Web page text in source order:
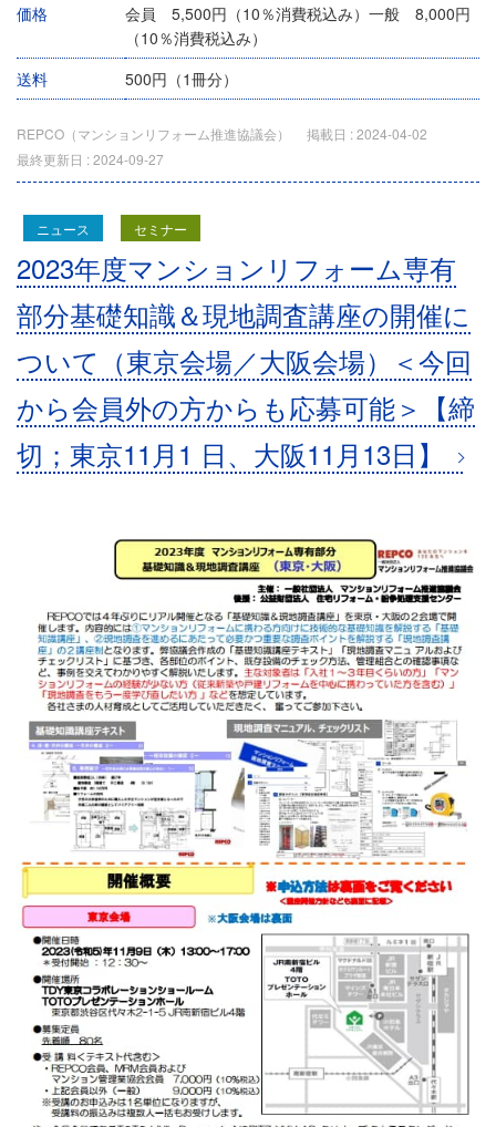
価格
会員 5,500円（10％消費税込み）一般 8,000円
（10％消費税込み）
送料
500円（1冊分）
REPCO（マンションリフォーム推進協議会） 掲載日 :2024-04-02
最終更新日 :2024-09-27
2023年度マンションリフォーム専有
部分基礎知識＆現地調査講座の開催に
ついて（東京会場／大阪会場）＜今回
から会員外の方からも応募可能＞【締
切；東京11月1 日、大阪11月13日】
ニュース セミナー